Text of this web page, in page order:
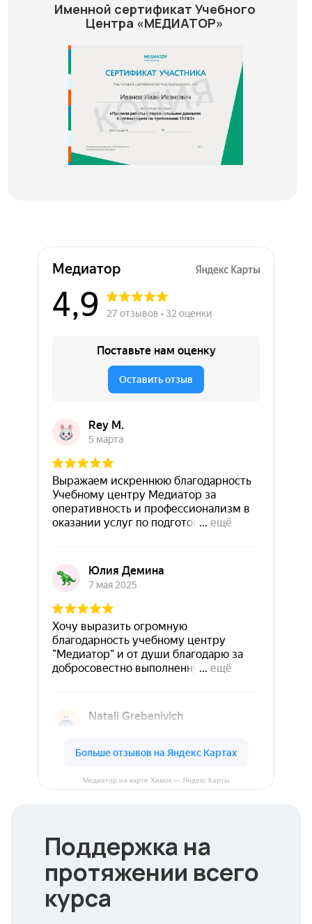
Именной сертификат Учебного
Центра «МЕДИАТОР»
Поддержка на
протяжении всего
курса
Медиатор на карте Химок — Яндекс Карты
Медиатор на карте Химок — Яндекс Карты